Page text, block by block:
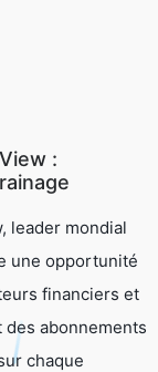
:
leader mondial
une opportunité
financiers et
des abonnements
chaque